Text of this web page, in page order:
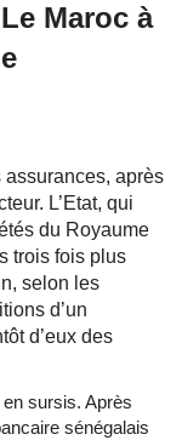
Maroc à
assurances, après
L’Etat, qui
du Royaume
trois fois plus
selon les
d’un
d’eux des
sursis. Après
sénégalais